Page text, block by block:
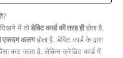
में तोडेबिट कार्ड की तरह हीहोता है.
एकदम अलगहोता है. डेबिट कार्ड के द्वारा
कट जाता है. लेकिन क्रेडिट कार्ड में